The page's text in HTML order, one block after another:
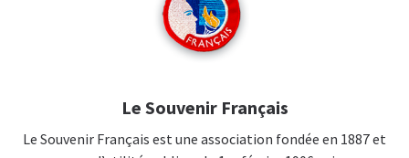
Le Souvenir Français
Le Souvenir Français est une association fondée en 1887 et